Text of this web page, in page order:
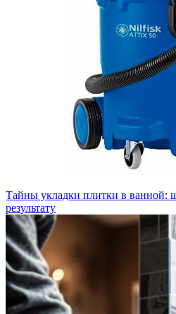
Тайны укладки плитки в ванной:
результату